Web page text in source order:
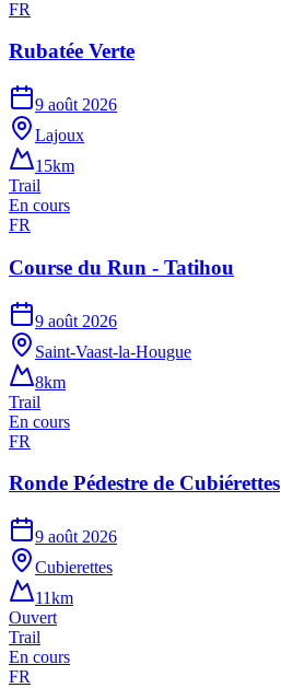
FR
Rubatée Verte
9 août 2026
Lajoux
15km
Trail
En cours
FR
Course du Run - Tatihou
9 août 2026
Saint-Vaast-la-Hougue
8km
Trail
En cours
FR
Ronde Pédestre de Cubiérettes
9 août 2026
Cubierettes
11km
Ouvert
Trail
En cours
FR